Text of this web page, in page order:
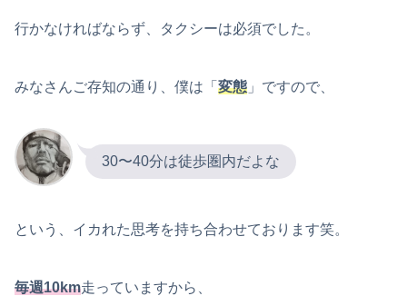
行かなければならず、タクシーは必須でした。
みなさんご存知の通り、僕は「 変態 」ですので、
30〜40分は徒歩圏内だよな
という、イカれた思考を持ち合わせております笑。
毎週10km走っていますから、